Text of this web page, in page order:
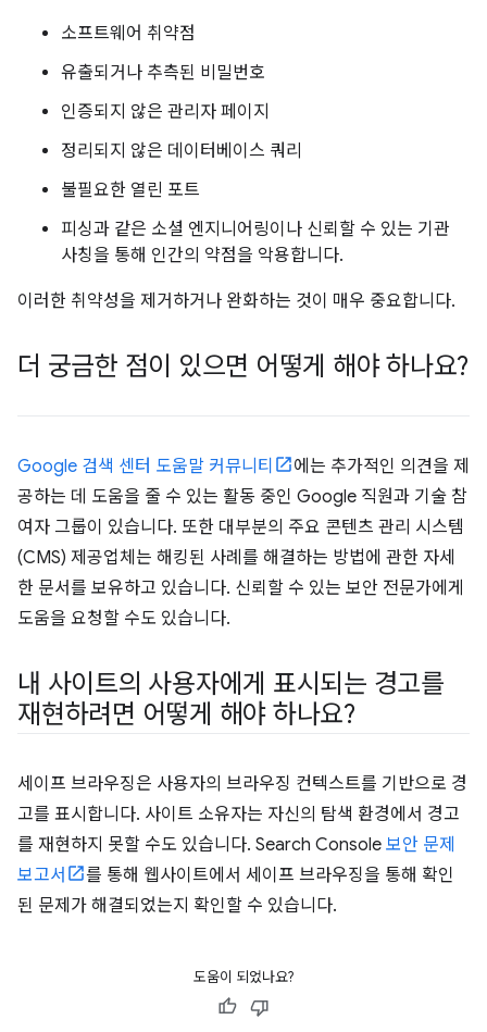
소프트웨어 취약점
유출되거나 추측된 비밀번호
인증되지 않은 관리자 페이지
정리되지 않은 데이터베이스 쿼리
불필요한 열린 포트
피싱과 같은 소셜 엔지니어링이나 신뢰할 수 있는 기관
사칭을 통해 인간의 약점을 악용합니다.
이러한 취약성을 제거하거나 완화하는 것이 매우 중요합니다.
더 궁금한 점이 있으면 어떻게 해야 하나요?
Google 검색 센터 도움말 커뮤니티
에는 추가적인 의견을 제
공하는 데 도움을 줄 수 있는 활동 중인 Google 직원과 기술 참
여자 그룹이 있습니다. 또한 대부분의 주요 콘텐츠 관리 시스템
(CMS) 제공업체는 해킹된 사례를 해결하는 방법에 관한 자세
한 문서를 보유하고 있습니다. 신뢰할 수 있는 보안 전문가에게
도움을 요청할 수도 있습니다.
내 사이트의 사용자에게 표시되는 경고를
재현하려면 어떻게 해야 하나요?
세이프 브라우징은 사용자의 브라우징 컨텍스트를 기반으로 경
고를 표시합니다. 사이트 소유자는 자신의 탐색 환경에서 경고
를 재현하지 못할 수도 있습니다. Search Console 보안 문제
보고서
를 통해 웹사이트에서 세이프 브라우징을 통해 확인
된 문제가 해결되었는지 확인할 수 있습니다.
도움이 되었나요?